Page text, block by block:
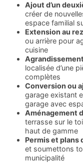
Ajout d’un
créer de
espace familial
Extension au
ou arrière pour
cuisine
localisée d’une
complètes
Conversion ou
garage existant
garage avec
Aménagement
terrasse sur le
haut de gamme
Permis et plans
et soumettons
municipalité